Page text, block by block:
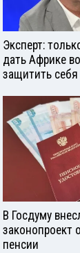
Эксперт:
дать Африке
защитить себя
В Госдуму
законопроект
пенсии